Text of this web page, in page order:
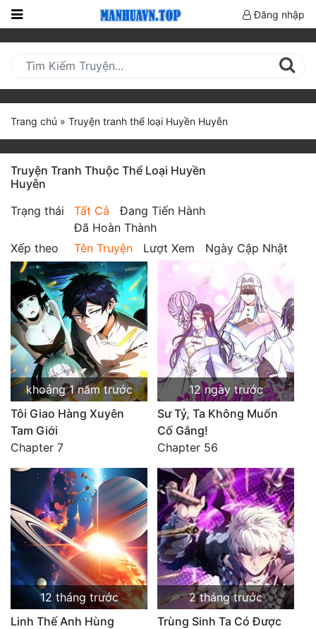
Nhật
(current)
BXH
Thể Loại
Truyện Mới Ra
Hoàn Thành
Cổ Đại
Hiện đại
Huyền Huyễn
Hài Hước
Hàn Quốc
Hậu Cung
Hệ Thống
Kinh Dị
Lịch Sử
Mạt Thế
Ngôn Tình
Đăng nhập
Trang chủ » Truyện tranh thể loại Huyền Huyễn
Truyện Tranh Thuộc Thể Loại Huyền
Huyễn
Trạng thái
Tất Cả
Đang Tiến Hành
Đã Hoàn Thành
Xếp theo
Tên Truyện Lượt Xem Ngày Cập Nhật
khoảng 1 năm trước
Tôi Giao Hàng Xuyên
Tam Giới
Chapter 7
12 ngày trước
Sư Tỷ, Ta Không Muốn
Cố Gắng!
Chapter 56
12 tháng trước
Linh Thế Anh Hùng
2 tháng trước
Trùng Sinh Ta Có Được